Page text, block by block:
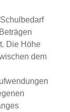
Die Höhe
dem